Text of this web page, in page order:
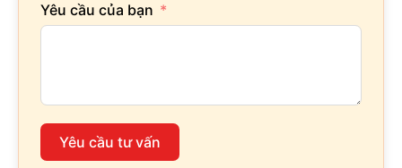
Yêu cầu của bạn
Yêu cầu tư vấn